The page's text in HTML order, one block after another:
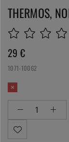
THERMOS,
29 €
1071-10062